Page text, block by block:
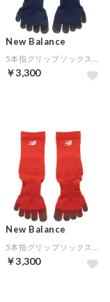
New Balance
￥3,300
New Balance
￥3,300